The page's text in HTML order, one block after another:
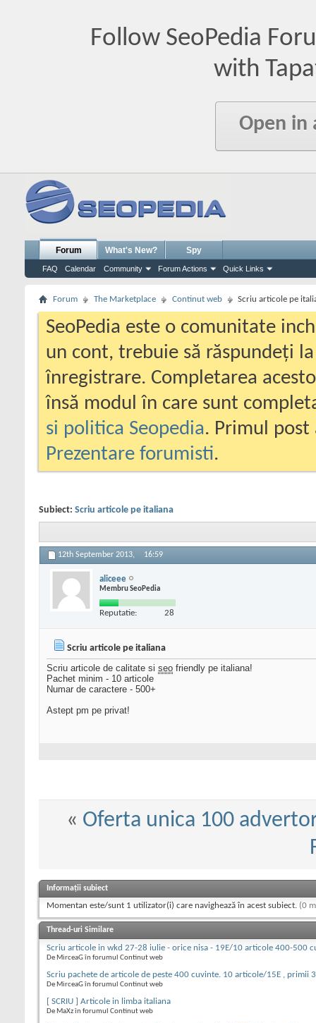
Follow SeoPedia
with
Open in
Forum
FAQ Calendar Community Forum Actions Quick Links
What's New? Spy
Forum The Marketplace Continut web Scriu articole pe
SeoPedia este o comunitate
un cont, trebuie să răspundeți
înregistrare. Completarea
însă modul în care sunt
si politica Seopedia. Primul
Prezentare forumisti.
Subiect: Scriu articole pe italiana
12th September 2013, 16:59
aliceee
Membru SeoPedia
Reputatie: 28
Scriu articole pe italiana
Scriu articole de calitate si seo friendly pe italiana!
Pachet minim - 10 articole
Numar de caractere - 500+
Astept pm pe privat!
« Oferta unica 100
Informații subiect
Momentan este/sunt 1 utilizator(i) care navighează în acest subiect. (0
Thread-uri Similare
Scriu articole in wkd 27-28 iulie - orice nisa - 19E/10 articole 400-500
De MirceaG în forumul Continut web
Scriu pachete de articole de peste 400 cuvinte. 10 articole/15E , primii
De MirceaG în forumul Continut web
[ SCRIU ] Articole in limba italiana
De MaXz în forumul Continut web